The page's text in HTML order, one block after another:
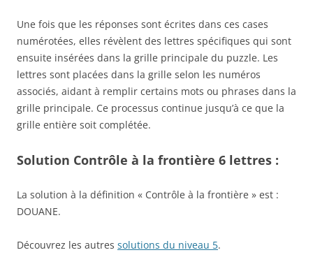
Une fois que les réponses sont écrites dans ces cases
numérotées, elles révèlent des lettres spécifiques qui sont
ensuite insérées dans la grille principale du puzzle. Les
lettres sont placées dans la grille selon les numéros
associés, aidant à remplir certains mots ou phrases dans la
grille principale. Ce processus continue jusqu’à ce que la
grille entière soit complétée.
Solution Contrôle à la frontière 6 lettres :
La solution à la définition « Contrôle à la frontière » est :
DOUANE.
Découvrez les autres solutions du niveau 5.